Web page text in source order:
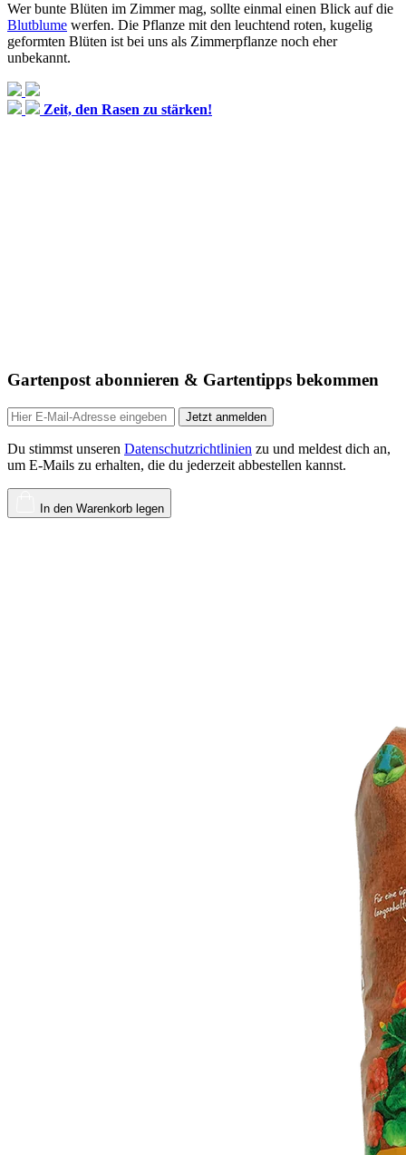
Wer bunte Blüten im Zimmer mag, sollte einmal einen Blick auf die
Blutblume werfen. Die Pflanze mit den leuchtend roten, kugelig
geformten Blüten ist bei uns als Zimmerpflanze noch eher
unbekannt.
Zeit, den Rasen zu stärken!
Gartenpost abonnieren & Gartentipps bekommen
Jetzt anmelden
Du stimmst unseren Datenschutzrichtlinien zu und meldest dich an,
um E-Mails zu erhalten, die du jederzeit abbestellen kannst.
In den Warenkorb legen